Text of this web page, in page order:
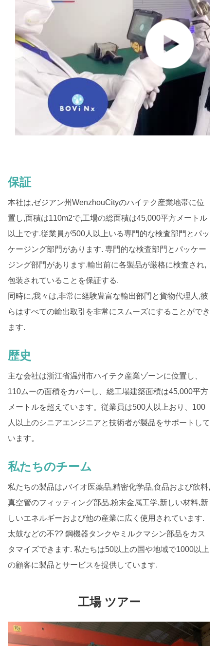
保証
本社は,ゼジアン州WenzhouCityのハイテク産業地帯に位
置し,面積は110m2で,工場の総面積は45,000平方メートル
以上です.従業員が500人以上いる専門的な検査部門とパッ
ケージング部門があります. 専門的な検査部門とパッケー
ジング部門があります.輸出前に各製品が厳格に検査され,
包装されていることを保証する.
同時に,我々は,非常に経験豊富な輸出部門と貨物代理人,彼
らはすべての輸出取引を非常にスムーズにすることができ
ます.
歴史
主な会社は浙江省温州市ハイテク産業ゾーンに位置し、
110ムーの面積をカバーし、総工場建築面積は45,000平方
メートルを超えています。従業員は500人以上おり、100
人以上のシニアエンジニアと技術者が製品をサポートして
います。
私たちのチーム
私たちの製品は,バイオ医薬品,精密化学品,食品および飲料,
真空管のフィッティング部品,粉末金属工学,新しい材料,新
しいエネルギーおよび他の産業に広く使用されています.
太鼓などの不?? 鋼機器タンクやミルクマシン部品をカス
タマイズできます. 私たちは50以上の国や地域で1000以上
の顧客に製品とサービスを提供しています.
工場 ツアー